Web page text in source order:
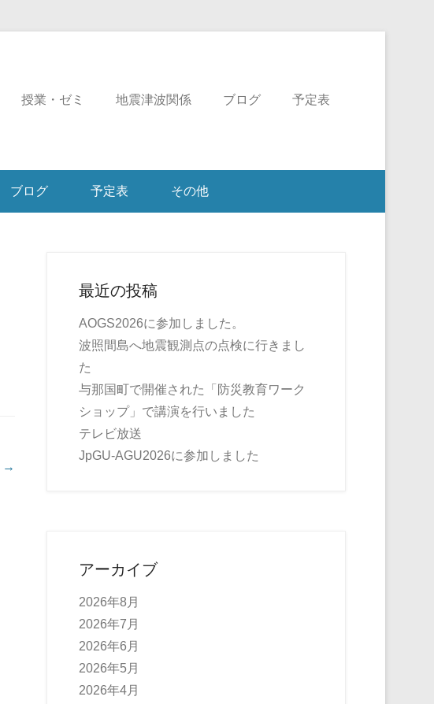
授業・ゼミ 地震津波関係 ブログ 予定表
ブログ 予定表 その他
→
最近の投稿
AOGS2026に参加しました。
波照間島へ地震観測点の点検に行きまし
た
与那国町で開催された「防災教育ワーク
ショップ」で講演を行いました
テレビ放送
JpGU-AGU2026に参加しました
アーカイブ
2026年8月
2026年7月
2026年6月
2026年5月
2026年4月